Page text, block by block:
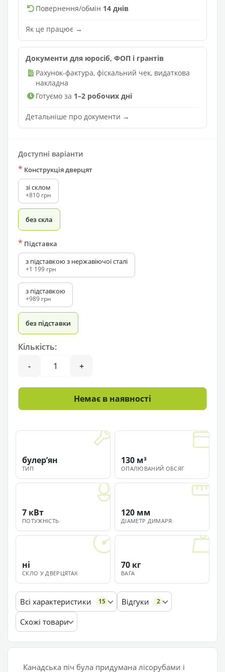
Повернення/обмін 14 днів
Як це працює →
Документи для юросіб, ФОП і грантів
Рахунок-фактура, фіскальний чек, видаткова
накладна
Готуємо за 1–2 робочих дні
Детальніше про документи →
Доступні варіанти
* Конструкція дверцят
зі склом
+810 грн
без скла
* Підставка
з підставкою з нержавіючої сталі
+1 199 грн
з підставкою
+989 грн
без підставки
Кількість:
-
+
Немає в наявності
ТИП
булерʼян
ОПАЛЮВАНИЙ ОБСЯГ
130 м³
ПОТУЖНІСТЬ
7 кВт
ДІАМЕТР ДИМАРЯ
120 мм
СКЛО У ДВЕРЦЯТАХ
ні
ВАГА
70 кг
Всі характеристики 15 Відгуки 2
Схожі товари
Канадська піч була придумана лісорубами і